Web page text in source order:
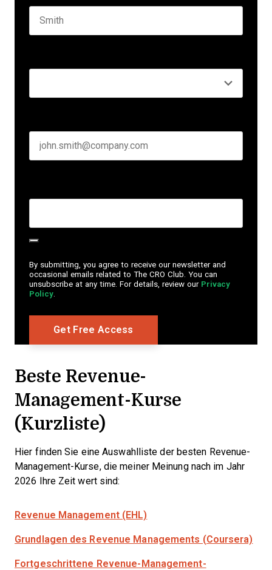
By submitting, you agree to receive our newsletter and
occasional emails related to The CRO Club. You can
unsubscribe at any time. For details, review our Privacy
Policy.
Beste Revenue-
Management-Kurse
(Kurzliste)
Hier finden Sie eine Auswahlliste der besten Revenue-
Management-Kurse, die meiner Meinung nach im Jahr
2026 Ihre Zeit wert sind:
Revenue Management (EHL)
Grundlagen des Revenue Managements (Coursera)
Fortgeschrittene Revenue-Management-